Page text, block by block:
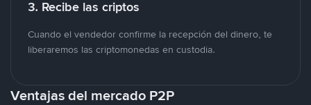
3. Recibe las criptos
Cuando el vendedor confirme la recepción del dinero, te
liberaremos las criptomonedas en custodia.
Ventajas del mercado P2P